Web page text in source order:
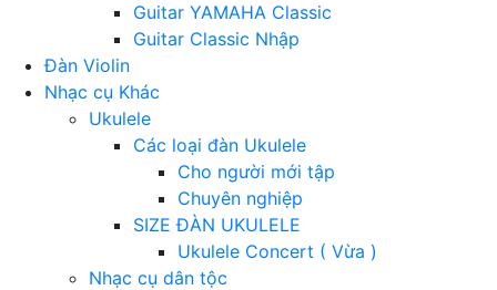
Guitar YAMAHA Classic
Guitar Classic Nhập
Đàn Violin
Nhạc cụ Khác
Ukulele
Các loại đàn Ukulele
Cho người mới tập
Chuyên nghiệp
SIZE ĐÀN UKULELE
Ukulele Concert ( Vừa )
Nhạc cụ dân tộc